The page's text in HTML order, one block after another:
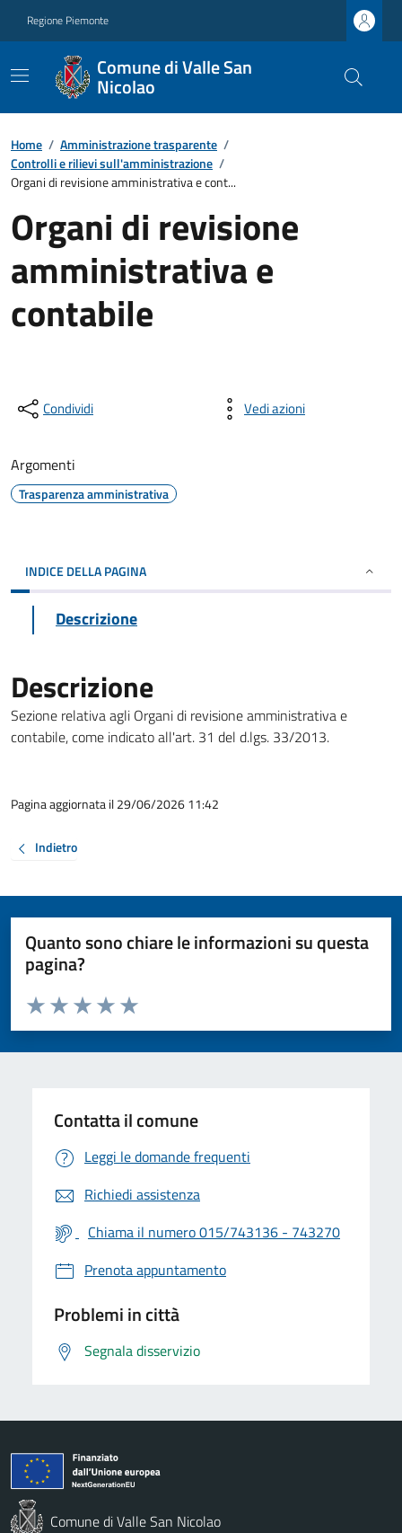
Regione Piemonte
Comune di Valle San
Nicolao
Home / Amministrazione trasparente /
Controlli e rilievi sull'amministrazione /
Organi di revisione amministrativa e cont...
Organi di revisione
amministrativa e
contabile
Condividi Vedi azioni
Argomenti
Trasparenza amministrativa
INDICE DELLA PAGINA
Descrizione
Descrizione
Sezione relativa agli Organi di revisione amministrativa e
contabile, come indicato all'art. 31 del d.lgs. 33/2013.
Pagina aggiornata il 29/06/2026 11:42
Indietro
Quanto sono chiare le informazioni su questa
pagina?
Valuta da 1 a 5 stelle la pagina
Valuta 5 stelle su 5
Valuta 4 stelle su 5
Valuta 3 stelle su 5
Valuta 2 stelle su 5
Valuta 1 stelle su 5
Contatta il comune
Leggi le domande frequenti
Richiedi assistenza
Chiama il numero 015/743136 - 743270
Prenota appuntamento
Problemi in città
Segnala disservizio
Comune di Valle San Nicolao